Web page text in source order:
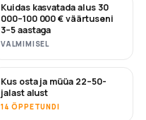
UUS
Kuidas kasvatada alus 30
000–100 000 € väärtuseni
3–5 aastaga
VALMIMISEL
TULEMAS
Kus osta ja müüa 22–50-
jalast alust
14 ÕPPETUNDI